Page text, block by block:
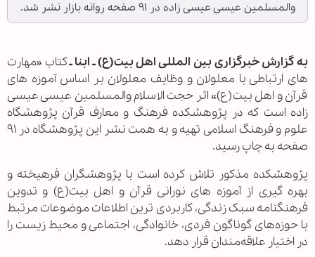
والمسلمین عیسی عیسی زاده در ۹۱ صفحه روانه بازار نشر شد.
به گزارش خبرگزاری بین المللی اهل بیت(ع) ـ ابنا ـکتاب «مهارت
های ارتباطی با معلولان و وظایف معلولان بر اساس آموزه های
قرآن و اهل بیت(ع)» اثر حجت الاسلام والمسلمین عیسی عیسی
زاده است که در پژوهشکده فرهنگ و معارف قرآن پژوهشگاه
علوم و فرهنگ اسلامی تهیه و به همت نشر این پژوهشگاه در ۹۱
صفحه به چاپ رسید.
پژوهشکده مذکور تلاش کرده است با پژوهشگران فرهیخته و
بهره گیری از آموزه های نورانی قرآن و اهل بیت(ع) و تدوین
فرهنگنامه سبک زندگی، کاربردی ترین اطلاعات موضوعات مرتبط
با حوزه‌های گوناگون فردی، خانوادگی، اجتماعی و محیط زیست را
در اختیار علاقه‌مندان قرار دهد.